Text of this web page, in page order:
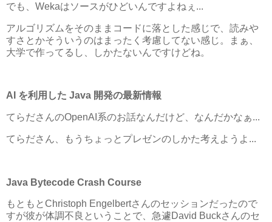
でも、Wekaはソースがひどいんですよねぇ...
アルゴリズムをそのままコードに落とした感じで、読みや
すさとかそういうのはまったく考慮してない感じ。まぁ、
大学で作ってるし、しかたないんですけどね。
AI を利用した Java 開発の最新情報
てらださんのOpenAI系のお話なんだけど、なんだかなぁ...
てらださん、もうちょっとプレゼンのしかた考えようよ...
Java Bytecode Crash Course
もともとChristoph Engelbertさんのセッションだったので
すが彼が体調不良ということで、急遽David Buckさんのセ